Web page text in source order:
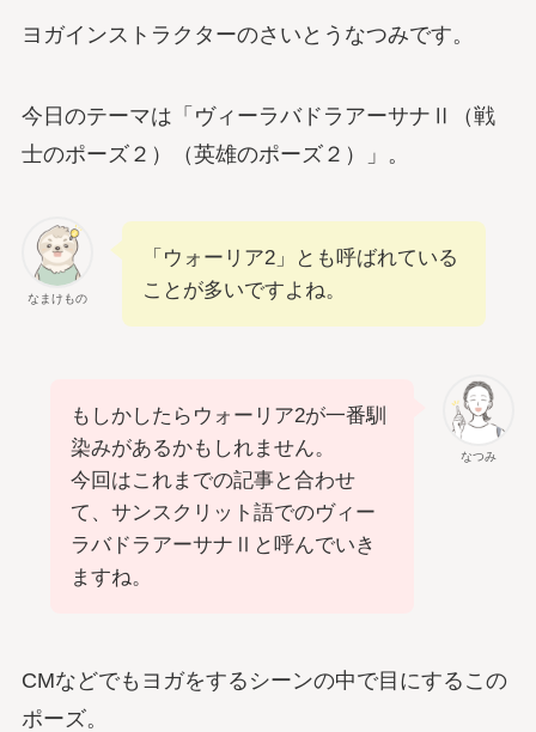
ヨガインストラクターのさいとうなつみです。
今日のテーマは「ヴィーラバドラアーサナⅡ（戦
士のポーズ２）（英雄のポーズ２）」。
なまけもの
「ウォーリア2」とも呼ばれている
ことが多いですよね。
なつみ
もしかしたらウォーリア2が一番馴
染みがあるかもしれません。
今回はこれまでの記事と合わせ
て、サンスクリット語でのヴィー
ラバドラアーサナⅡと呼んでいき
ますね。
CMなどでもヨガをするシーンの中で目にするこの
ポーズ。